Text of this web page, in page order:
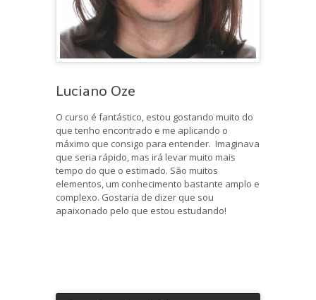
Luciano Oze
O curso é fantástico, estou gostando muito do
que tenho encontrado e me aplicando o
máximo que consigo para entender. Imaginava
que seria rápido, mas irá levar muito mais
tempo do que o estimado. São muitos
elementos, um conhecimento bastante amplo e
complexo. Gostaria de dizer que sou
apaixonado pelo que estou estudando!